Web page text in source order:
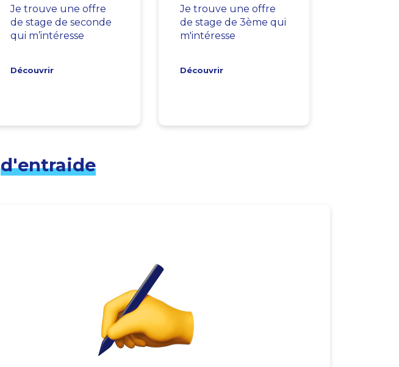
Je trouve une offre
de stage de seconde
qui m’intéresse
Découvrir
Je trouve une offre
de stage de 3ème qui
m'intéresse
Découvrir
d'entraide